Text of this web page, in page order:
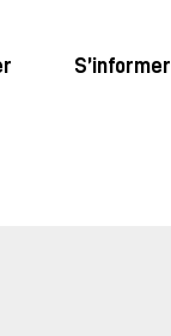
S’informer